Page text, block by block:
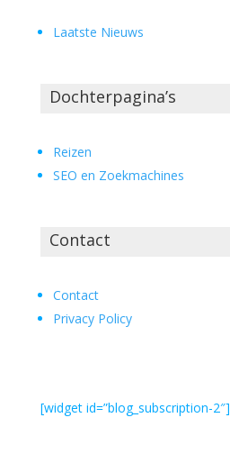
Laatste Nieuws
Dochterpagina’s
Reizen
SEO en Zoekmachines
Contact
Contact
Privacy Policy
[widget id=”blog_subscription-2″]